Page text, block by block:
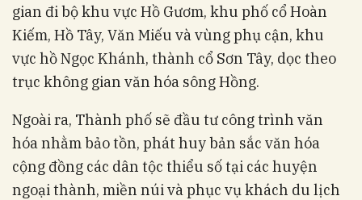
gian đi bộ khu vực Hồ Gươm, khu phố cổ Hoàn
Kiếm, Hồ Tây, Văn Miếu và vùng phụ cận, khu
vực hồ Ngọc Khánh, thành cổ Sơn Tây, dọc theo
trục không gian văn hóa sông Hồng.
Ngoài ra, Thành phố sẽ đầu tư công trình văn
hóa nhằm bảo tồn, phát huy bản sắc văn hóa
cộng đồng các dân tộc thiểu số tại các huyện
ngoại thành, miền núi và phục vụ khách du lịch